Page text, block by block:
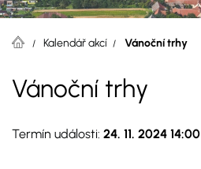
Kalendář akcí Vánoční trhy
Vánoční trhy
Termín události: 24. 11. 2024 14:00